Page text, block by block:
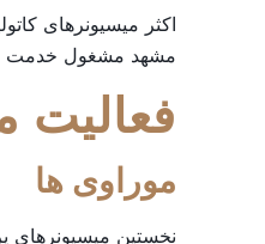
مشهد مشغول خدمت
فعالیت
موراوی ها